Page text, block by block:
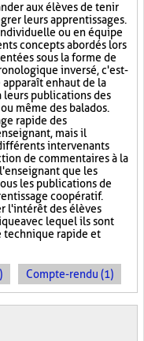
aux élèves de tenir
leurs apprentissages.
ou en équipe
concepts abordés lors
sous la forme de
inversé, c'est-
en haut de la
leurs publications des
même des balados.
rapide des
mais il
intervenants
de commentaires à la
que les
les publications de
coopératif.
l'intérêt des élèves
avec lequel ils sont
technique rapide et
Compte-rendu (1)